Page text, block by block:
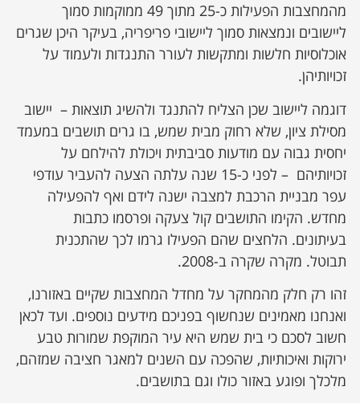
מהמחצבות הפעילות כ-25 מתוך 49 ממוקמות סמוך
ליישובים ונמצאות סמוך ליישובי פריפריה, בעיקר היכן שגרים
אוכלוסיות חלשות ומתקשות לעורר התנגדות ולעמוד על
זכויותיהן.
דוגמה ליישוב שכן הצליח להתנגד ולהשיג תוצאות – יישוב
מסילת ציון, שלא רחוק מבית שמש, בו גרים תושבים במעמד
יחסית גבוה עם מודעות סביבתית ויכולת להילחם על
זכויותיהם – לפני כ-15 שנה עלתה הצעה להעביר עודפי
עפר מבניית הרכבת למצבה ישנה לידם ואף להפעילה
מחדש. הקימו התושבים קול צעקה ופרסמו כתבות
בעיתונים. הלחצים שהם הפעילו גרמו לכך שהתכנית
תבוטל. מקרה שקרה ב-2008.
זהו רק חלק מהמחקר על מחדל המחצבות שקיים באזורנו,
ואנחנו מאמינים שנחשוף בפניכם מידעים נוספים. ועד לכאן
חשוב לסכם כי בית שמש היא עיר המוקפת שמורות טבע
ירוקות ואיכותיות, שהפכה עם השנים למאגר חציבה שמזהם,
מלכלך ופוגע באזור כולו וגם בתושבים.